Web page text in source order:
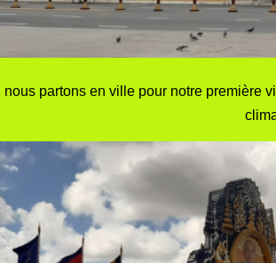
nous partons en ville pour notre première